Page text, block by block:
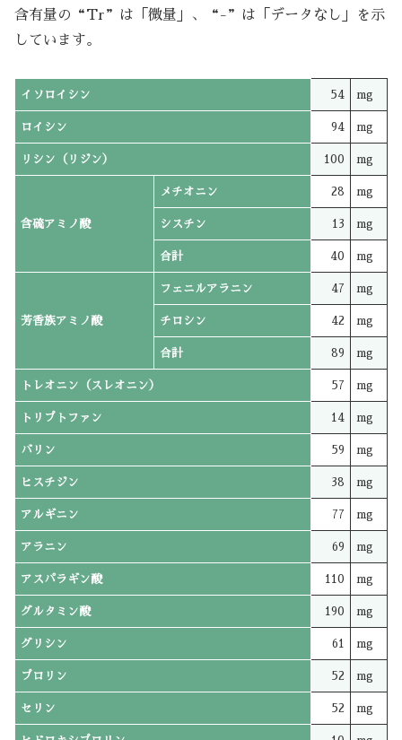
含有量の“Tr”は「微量」、“-”は「データなし」を示
しています。
イソロイシン 54 mg
ロイシン 94 mg
リシン（リジン） 100 mg
含硫アミノ酸
メチオニン 28 mg
シスチン 13 mg
合計 40 mg
芳香族アミノ酸
フェニルアラニン 47 mg
チロシン 42 mg
合計 89 mg
トレオニン（スレオニン） 57 mg
トリプトファン 14 mg
バリン 59 mg
ヒスチジン 38 mg
アルギニン 77 mg
アラニン 69 mg
アスパラギン酸 110 mg
グルタミン酸 190 mg
グリシン 61 mg
プロリン 52 mg
セリン 52 mg